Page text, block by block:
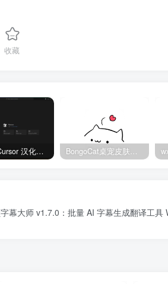
收藏
最新版 Cursor 汉化设置中文教程（两种简单方法，附中文语言包下载） BongoCat桌宠皮肤包大全：20款主题皮肤免费下载
幕大师 v1.7.0：批量 AI 字幕生成翻译工具